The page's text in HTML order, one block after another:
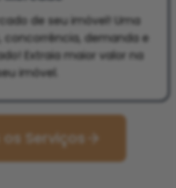
de seu imóvel! Uma
concorrência, demanda e
Extraia maior valor na
imóvel.
Serviços